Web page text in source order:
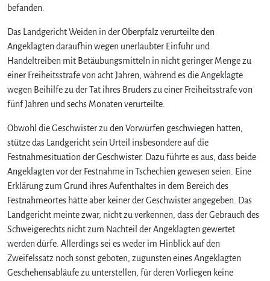
befanden.
Das Landgericht Weiden in der Oberpfalz verurteilte den
Angeklagten daraufhin wegen unerlaubter Einfuhr und
Handeltreiben mit Betäubungsmitteln in nicht geringer Menge zu
einer Freiheitsstrafe von acht Jahren, während es die Angeklagte
wegen Beihilfe zu der Tat ihres Bruders zu einer Freiheitsstrafe von
fünf Jahren und sechs Monaten verurteilte.
Obwohl die Geschwister zu den Vorwürfen geschwiegen hatten,
stütze das Landgericht sein Urteil insbesondere auf die
Festnahmesituation der Geschwister. Dazu führte es aus, dass beide
Angeklagten vor der Festnahme in Tschechien gewesen seien. Eine
Erklärung zum Grund ihres Aufenthaltes in dem Bereich des
Festnahmeortes hätte aber keiner der Geschwister angegeben. Das
Landgericht meinte zwar, nicht zu verkennen, dass der Gebrauch des
Schweigerechts nicht zum Nachteil der Angeklagten gewertet
werden dürfe. Allerdings sei es weder im Hinblick auf den
Zweifelssatz noch sonst geboten, zugunsten eines Angeklagten
Geschehensabläufe zu unterstellen, für deren Vorliegen keine